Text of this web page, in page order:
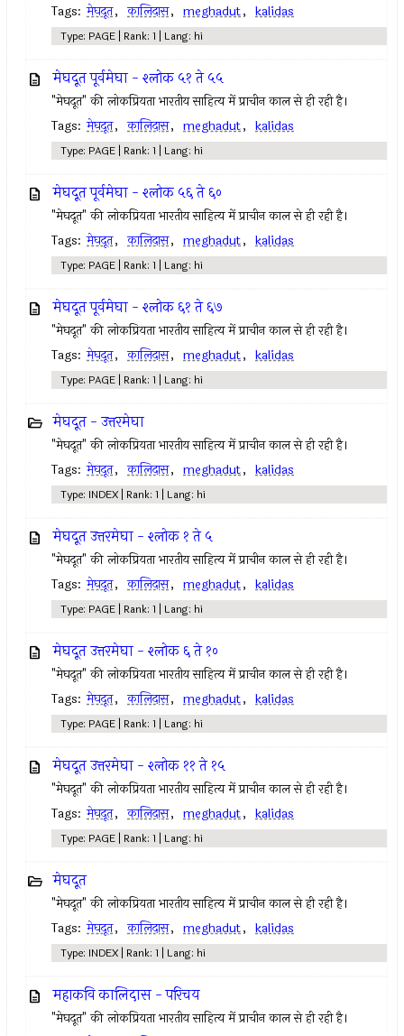
Tags: मेघदूत, कालिदास, meghadut, kalidas
Type: PAGE | Rank: 1 | Lang: hi
मेघदूत पूर्वमेघा - श्लोक ५१ ते ५५
"मेघदूत" की लोकप्रियता भारतीय साहित्य में प्राचीन काल से ही रही है।
Tags: मेघदूत, कालिदास, meghadut, kalidas
Type: PAGE | Rank: 1 | Lang: hi
मेघदूत पूर्वमेघा - श्लोक ५६ ते ६०
"मेघदूत" की लोकप्रियता भारतीय साहित्य में प्राचीन काल से ही रही है।
Tags: मेघदूत, कालिदास, meghadut, kalidas
Type: PAGE | Rank: 1 | Lang: hi
मेघदूत पूर्वमेघा - श्लोक ६१ ते ६७
"मेघदूत" की लोकप्रियता भारतीय साहित्य में प्राचीन काल से ही रही है।
Tags: मेघदूत, कालिदास, meghadut, kalidas
Type: PAGE | Rank: 1 | Lang: hi
मेघदूत - उत्तरमेघा
"मेघदूत" की लोकप्रियता भारतीय साहित्य में प्राचीन काल से ही रही है।
Tags: मेघदूत, कालिदास, meghadut, kalidas
Type: INDEX | Rank: 1 | Lang: hi
मेघदूत उत्तरमेघा - श्लोक १ ते ५
"मेघदूत" की लोकप्रियता भारतीय साहित्य में प्राचीन काल से ही रही है।
Tags: मेघदूत, कालिदास, meghadut, kalidas
Type: PAGE | Rank: 1 | Lang: hi
मेघदूत उत्तरमेघा - श्लोक ६ ते १०
"मेघदूत" की लोकप्रियता भारतीय साहित्य में प्राचीन काल से ही रही है।
Tags: मेघदूत, कालिदास, meghadut, kalidas
Type: PAGE | Rank: 1 | Lang: hi
मेघदूत उत्तरमेघा - श्लोक ११ ते १५
"मेघदूत" की लोकप्रियता भारतीय साहित्य में प्राचीन काल से ही रही है।
Tags: मेघदूत, कालिदास, meghadut, kalidas
Type: PAGE | Rank: 1 | Lang: hi
मेघदूत
"मेघदूत" की लोकप्रियता भारतीय साहित्य में प्राचीन काल से ही रही है।
Tags: मेघदूत, कालिदास, meghadut, kalidas
Type: INDEX | Rank: 1 | Lang: hi
महाकवि कालिदास - परिचय
"मेघदूत" की लोकप्रियता भारतीय साहित्य में प्राचीन काल से ही रही है।